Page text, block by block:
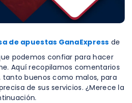
de apuestas GanaExpress de
podemos confiar para hacer
Aquí recopilamos comentarios
tanto buenos como malos, para
de sus servicios. ¿Merece la